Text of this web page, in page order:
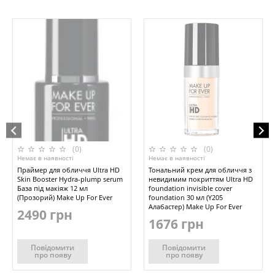
(0)
Немає в наявності
Праймер для обличчя Ultra HD
Skin Booster Hydra-plump serum
База під макіяж 12 мл
(Прозорий) Make Up For Ever
2490 грн
Повідомити
про появу
(0)
Немає в наявності
Тональний крем для обличчя з
невидимим покриттям Ultra HD
foundation invisible cover
foundation 30 мл (Y205
Алабастер) Make Up For Ever
1676 грн
Повідомити
про появу